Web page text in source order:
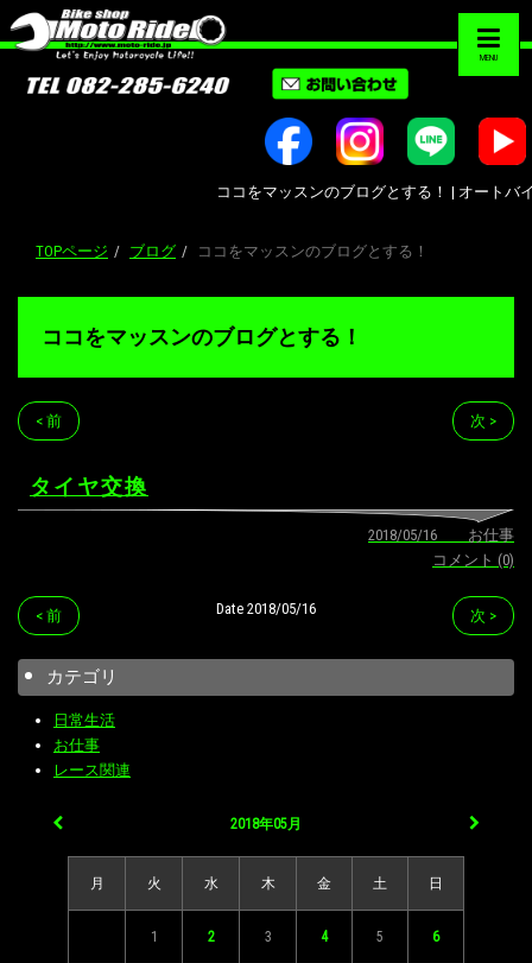
MENU
ココをマッスンのブログとする！ | オートバ
TOPページ ブログ ココをマッスンのブログとする！
ココをマッスンのブログとする！
< 前 次 >
タイヤ交換
2018/05/16 お仕事
コメント (0)
< 前 次 >
Date 2018/05/16
カテゴリ
日常生活
お仕事
レース関連
2018年05月
月 火 水 木 金 土 日
1 2 3 4 5 6